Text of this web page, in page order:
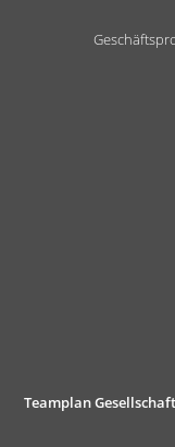
Teamplan